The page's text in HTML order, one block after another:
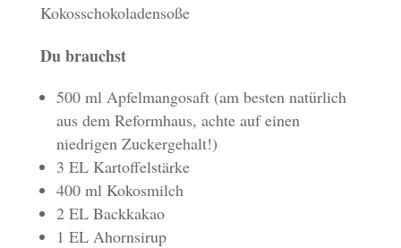
Kokosschokoladensoße
Du brauchst
500 ml Apfelmangosaft (am besten natürlich
aus dem Reformhaus, achte auf einen
niedrigen Zuckergehalt!)
3 EL Kartoffelstärke
400 ml Kokosmilch
2 EL Backkakao
1 EL Ahornsirup